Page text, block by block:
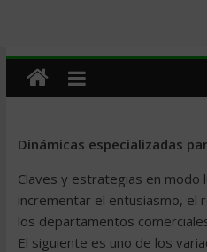
Dinámicas especializadas
Claves y estrategias en modo
incrementar el entusiasmo, el
los departamentos
El siguiente es uno de los